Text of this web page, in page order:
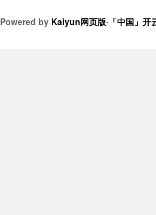
Powered by Kaiyun网页版·「中国」开